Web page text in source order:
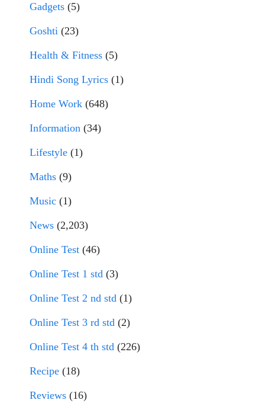
Gadgets (5)
Goshti (23)
Health & Fitness (5)
Hindi Song Lyrics (1)
Home Work (648)
Information (34)
Lifestyle (1)
Maths (9)
Music (1)
News (2,203)
Online Test (46)
Online Test 1 std (3)
Online Test 2 nd std (1)
Online Test 3 rd std (2)
Online Test 4 th std (226)
Recipe (18)
Reviews (16)